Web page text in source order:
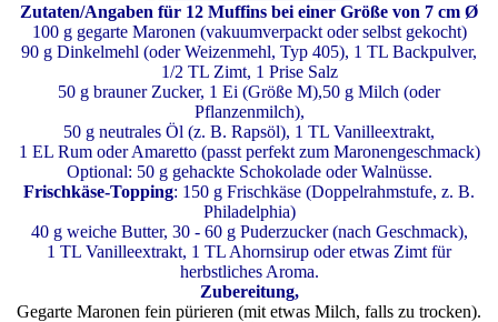
Zutaten/Angaben für 12 Muffins bei einer Größe von 7 cm Ø
100 g gegarte Maronen (vakuumverpackt oder selbst gekocht)
90 g Dinkelmehl (oder Weizenmehl, Typ 405), 1 TL Backpulver,
1/2 TL Zimt, 1 Prise Salz
50 g brauner Zucker, 1 Ei (Größe M),50 g Milch (oder
Pflanzenmilch),
50 g neutrales Öl (z. B. Rapsöl), 1 TL Vanilleextrakt,
1 EL Rum oder Amaretto (passt perfekt zum Maronengeschmack)
Optional: 50 g gehackte Schokolade oder Walnüsse.
Frischkäse-Topping: 150 g Frischkäse (Doppelrahmstufe, z. B.
Philadelphia)
40 g weiche Butter, 30 - 60 g Puderzucker (nach Geschmack),
1 TL Vanilleextrakt, 1 TL Ahornsirup oder etwas Zimt für
herbstliches Aroma.
Zubereitung,
Gegarte Maronen fein pürieren (mit etwas Milch, falls zu trocken).